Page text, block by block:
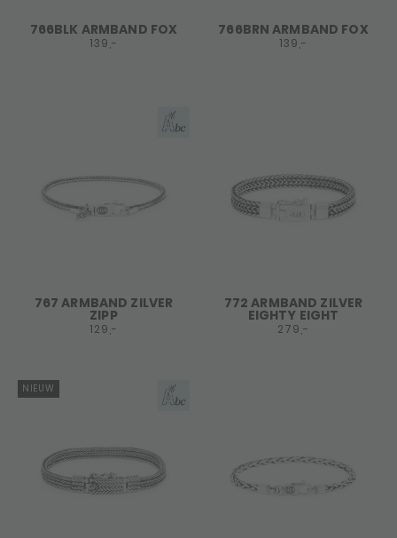
766BLK ARMBAND FOX
139,-
766BRN ARMBAND FOX
139,-
767 ARMBAND ZILVER
ZIPP
129,-
772 ARMBAND ZILVER
EIGHTY EIGHT
279,-
NIEUW